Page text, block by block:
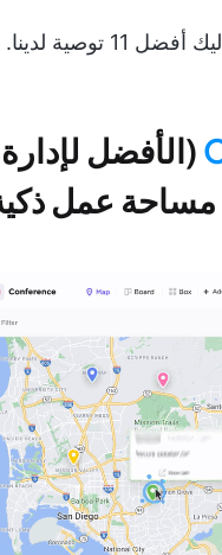
توصية لدينا. 🏆
(الأفضل لإدارة
مساحة عمل